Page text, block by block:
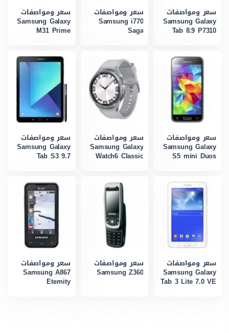
سعر ومواصفات
Samsung Galaxy
Tab 8.9 P7310
سعر ومواصفات
Samsung i770
Saga
سعر ومواصفات
Samsung Galaxy
M31 Prime
سعر ومواصفات
Samsung Galaxy
S5 mini Duos
سعر ومواصفات
Samsung Galaxy
Watch6 Classic
سعر ومواصفات
Samsung Galaxy
Tab S3 9.7
سعر ومواصفات
Samsung Galaxy
Tab 3 Lite 7.0 VE
سعر ومواصفات
Samsung Z360
سعر ومواصفات
Samsung A867
Eternity